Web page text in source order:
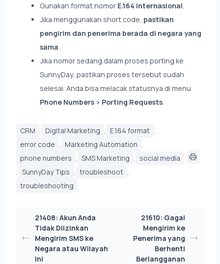
Gunakan format nomor E.164 internasional
Jika menggunakan short code, pastikan
pengirim dan penerima berada di negara yang
sama
Jika nomor sedang dalam proses porting ke
SunnyDay, pastikan proses tersebut sudah
selesai. Anda bisa melacak statusnya di menu
Phone Numbers > Porting Requests
CRM , Digital Marketing , E.164 format ,
error code , Marketing Automation ,
phone numbers , SMS Marketing , social media
, SunnyDay Tips , troubleshoot ,
troubleshooting
21408: Akun Anda
Tidak Diizinkan
Mengirim SMS ke
Negara atau Wilayah
Ini
21610: Gagal
Mengirim ke
Penerima yang
Berhenti
Berlangganan